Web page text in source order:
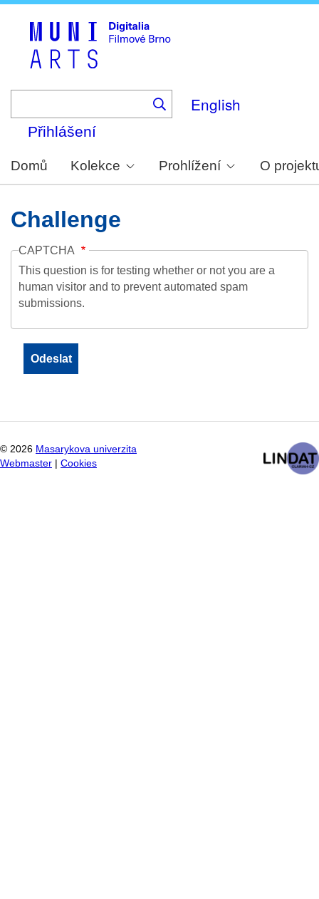
English
Přihlášení
Domů Kolekce Prohlížení O
Challenge
CAPTCHA
This question is for testing whether or not you are a
human visitor and to prevent automated spam
submissions.
© 2026 Masarykova univerzita
Webmaster
Cookies